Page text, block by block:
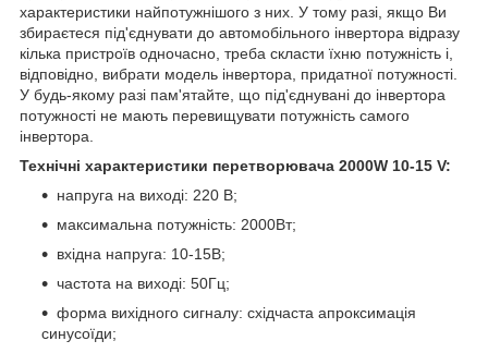
характеристики найпотужнішого з них. У тому разі, якщо Ви
збираєтеся під'єднувати до автомобільного інвертора відразу
кілька пристроїв одночасно, треба скласти їхню потужність і,
відповідно, вибрати модель інвертора, придатної потужності.
У будь-якому разі пам'ятайте, що під'єднувані до інвертора
потужності не мають перевищувати потужність самого
інвертора.
Технічні характеристики перетворювача 2000W 10-15 V:
напруга на виході: 220 В;
максимальна потужність: 2000Вт;
вхідна напруга: 10-15В;
частота на виході: 50Гц;
форма вихідного сигналу: східчаста апроксимація
синусоїди;